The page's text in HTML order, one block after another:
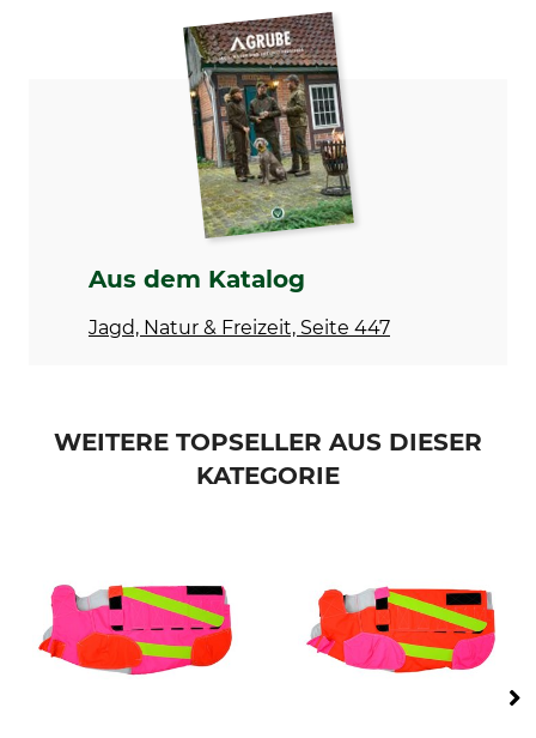
Produkttyp
Klettpatch
Modellbezeichnung
Herstellung
Made in Germany
Aus dem Katalog
Jagd, Natur & Freizeit, Seite 447
WEITERE TOPSELLER AUS DIESER
KATEGORIE